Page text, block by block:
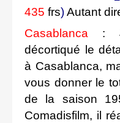
435 frs)Autant
Casablanca
:
décortiqué le
à Casablanca,
vous donner le
de la saison
Comadisfilm, il